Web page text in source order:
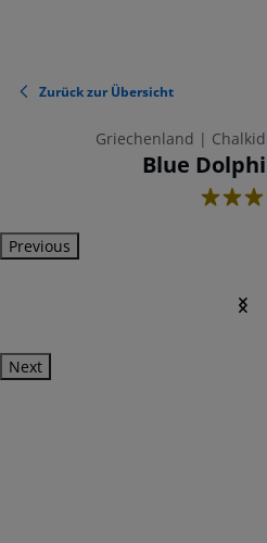
Zurück zur Übersicht
Griechenland |
Blue
4
Previous
Next